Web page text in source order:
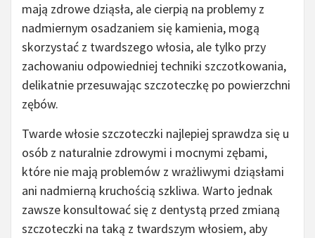
mają zdrowe dziąsła, ale cierpią na problemy z
nadmiernym osadzaniem się kamienia, mogą
skorzystać z twardszego włosia, ale tylko przy
zachowaniu odpowiedniej techniki szczotkowania,
delikatnie przesuwając szczoteczkę po powierzchni
zębów.
Twarde włosie szczoteczki najlepiej sprawdza się u
osób z naturalnie zdrowymi i mocnymi zębami,
które nie mają problemów z wrażliwymi dziąsłami
ani nadmierną kruchością szkliwa. Warto jednak
zawsze konsultować się z dentystą przed zmianą
szczoteczki na taką z twardszym włosiem, aby